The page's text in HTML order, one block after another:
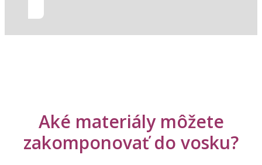
Aké materiály môžete
zakomponovať do vosku?